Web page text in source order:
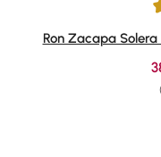
Durchschnittliche
Ron Zacapa